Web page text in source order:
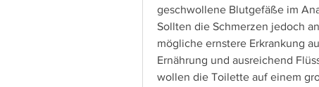
geschwollene Blutgefäße im
Sollten die Schmerzen jedoch
mögliche ernstere Erkrankung
Ernährung und ausreichend
wollen die Toilette auf einem